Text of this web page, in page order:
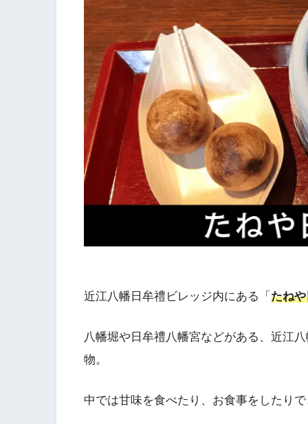
近江八幡日牟禮ビレッジ内にある「 たね
八幡堀や日牟禮八幡宮などがある、近江
物。
中では甘味を食べたり、お食事をしたり